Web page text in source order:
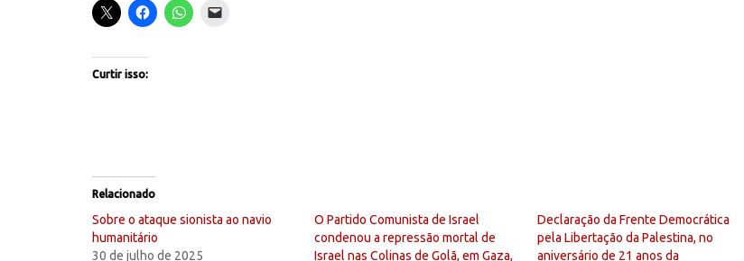
Curtir isso:
Relacionado
Sobre o ataque sionista ao navio
humanitário
30 de julho de 2025
O Partido Comunista de Israel
condenou a repressão mortal de
Israel nas Colinas de Golã, em Gaza,
Declaração da Frente Democrática
pela Libertação da Palestina, no
aniversário de 21 anos da